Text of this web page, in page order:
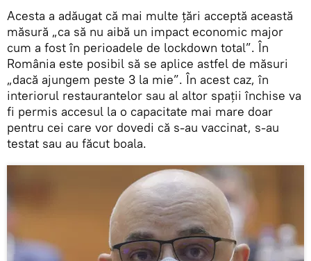
Acesta a adăugat că mai multe țări acceptă această
măsură „ca să nu aibă un impact economic major
cum a fost în perioadele de lockdown total”. În
România este posibil să se aplice astfel de măsuri
„dacă ajungem peste 3 la mie”. În acest caz, în
interiorul restaurantelor sau al altor spaţii închise va
fi permis accesul la o capacitate mai mare doar
pentru cei care vor dovedi că s-au vaccinat, s-au
testat sau au făcut boala.